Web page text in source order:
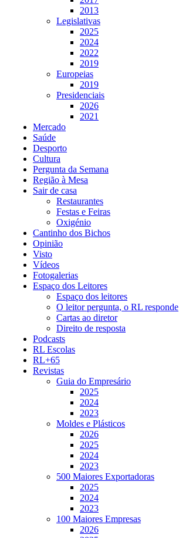
2013
Legislativas
2025
2024
2022
2019
Europeias
2019
Presidenciais
2026
2021
Mercado
Saúde
Desporto
Cultura
Pergunta da Semana
Região à Mesa
Sair de casa
Restaurantes
Festas e Feiras
Oxigénio
Cantinho dos Bichos
Opinião
Visto
Vídeos
Fotogalerias
Espaço dos Leitores
Espaço dos leitores
O leitor pergunta, o RL responde
Cartas ao diretor
Direito de resposta
Podcasts
RL Escolas
RL+65
Revistas
Guia do Empresário
2025
2024
2023
Moldes e Plásticos
2026
2025
2024
2023
500 Maiores Exportadoras
2025
2024
2023
100 Maiores Empresas
2026